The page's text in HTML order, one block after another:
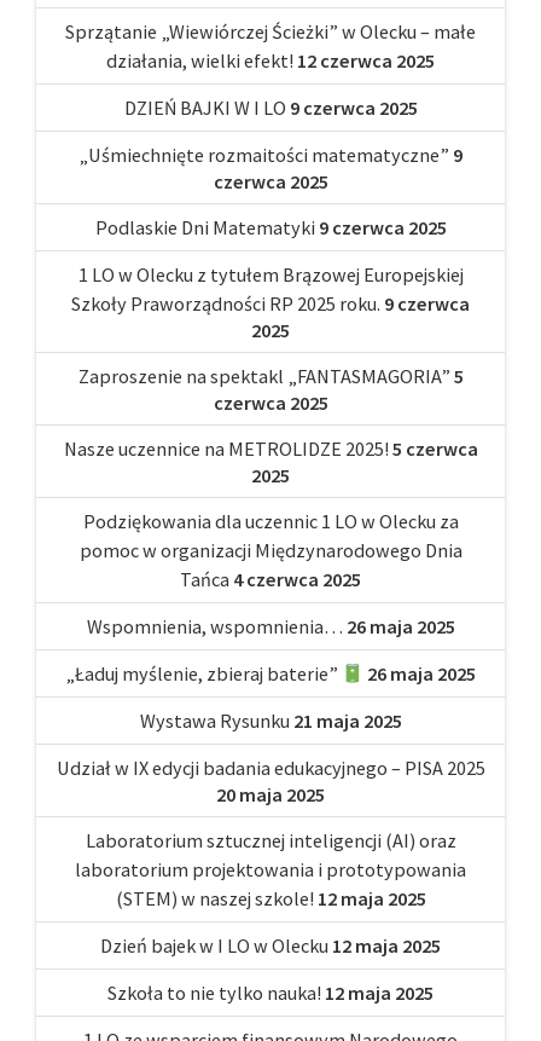
Sprzątanie „Wiewiórczej Ścieżki” w Olecku – małe
działania, wielki efekt! 12 czerwca 2025
DZIEŃ BAJKI W I LO 9 czerwca 2025
„Uśmiechnięte rozmaitości matematyczne” 9
czerwca 2025
Podlaskie Dni Matematyki 9 czerwca 2025
1 LO w Olecku z tytułem Brązowej Europejskiej
Szkoły Praworządności RP 2025 roku. 9 czerwca
2025
Zaproszenie na spektakl „FANTASMAGORIA” 5
czerwca 2025
Nasze uczennice na METROLIDZE 2025! 5 czerwca
2025
Podziękowania dla uczennic 1 LO w Olecku za
pomoc w organizacji Międzynarodowego Dnia
Tańca 4 czerwca 2025
Wspomnienia, wspomnienia… 26 maja 2025
„Ładuj myślenie, zbieraj baterie”
26 maja 2025
Wystawa Rysunku 21 maja 2025
Udział w IX edycji badania edukacyjnego – PISA 2025
20 maja 2025
Laboratorium sztucznej inteligencji (AI) oraz
laboratorium projektowania i prototypowania
(STEM) w naszej szkole! 12 maja 2025
Dzień bajek w I LO w Olecku 12 maja 2025
Szkoła to nie tylko nauka! 12 maja 2025